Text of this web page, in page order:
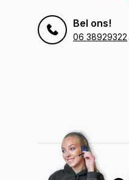
Bel ons!
06 38929322